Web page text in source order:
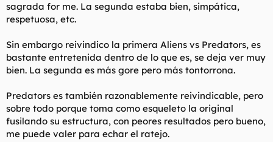
sagrada for me. La segunda estaba bien, simpática,
respetuosa, etc.
Sin embargo reivindico la primera Aliens vs Predators, es
bastante entretenida dentro de lo que es, se deja ver muy
bien. La segunda es más gore pero más tontorrona.
Predators es también razonablemente reivindicable, pero
sobre todo porque toma como esqueleto la original
fusilando su estructura, con peores resultados pero bueno,
me puede valer para echar el ratejo.